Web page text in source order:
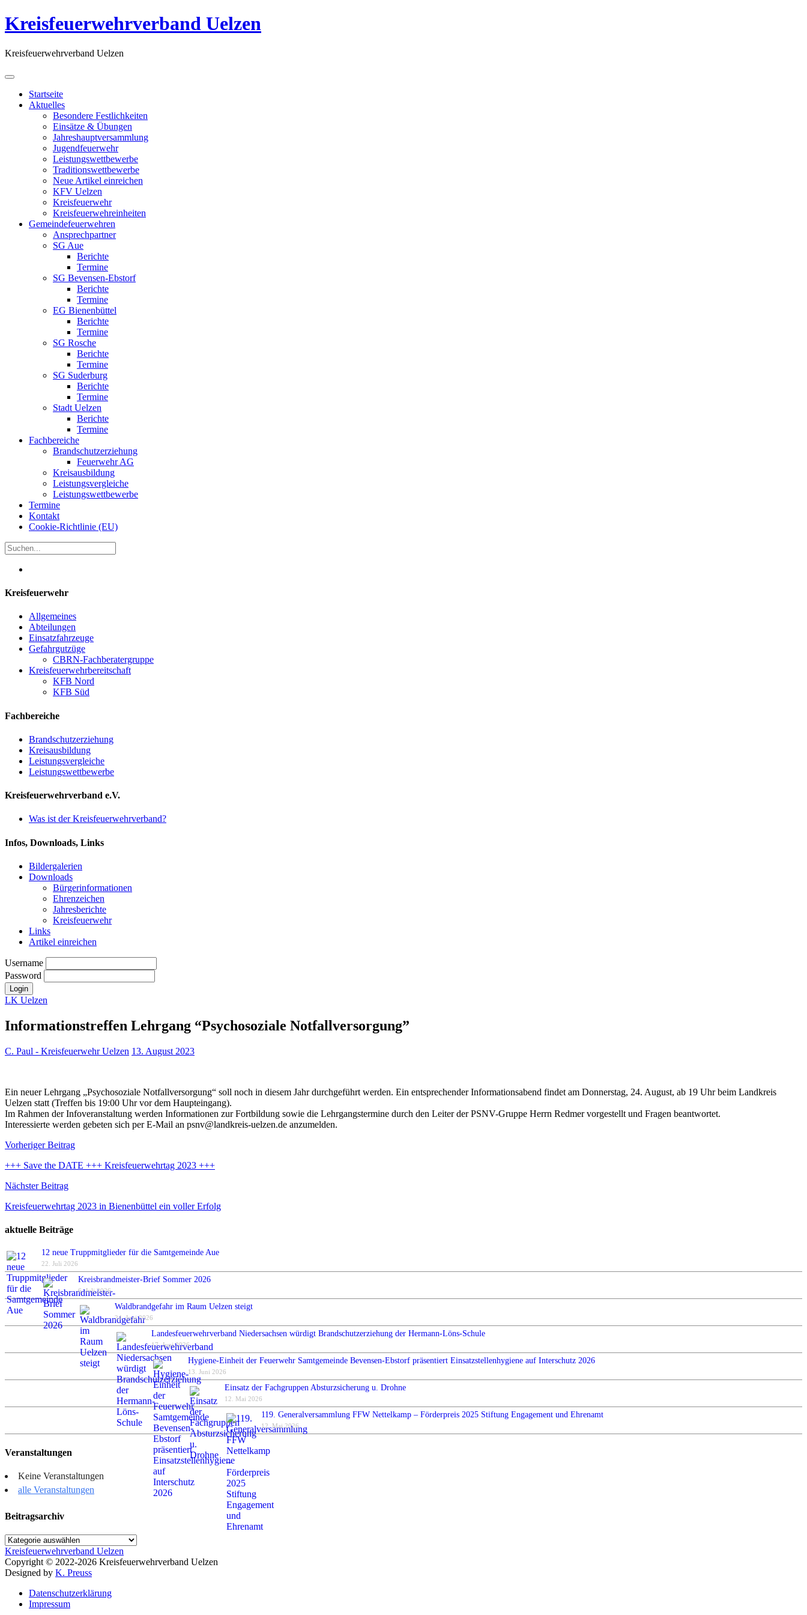
Kreisfeuerwehrverband Uelzen
Kreisfeuerwehrverband Uelzen
Startseite
Aktuelles
Besondere Festlichkeiten
Einsätze & Übungen
Jahreshauptversammlung
Jugendfeuerwehr
Leistungswettbewerbe
Traditionswettbewerbe
Neue Artikel einreichen
KFV Uelzen
Kreisfeuerwehr
Kreisfeuerwehreinheiten
Gemeindefeuerwehren
Ansprechpartner
SG Aue
Berichte
Termine
SG Bevensen-Ebstorf
Berichte
Termine
EG Bienenbüttel
Berichte
Termine
SG Rosche
Berichte
Termine
SG Suderburg
Berichte
Termine
Stadt Uelzen
Berichte
Termine
Fachbereiche
Brandschutzerziehung
Feuerwehr AG
Kreisausbildung
Leistungsvergleiche
Leistungswettbewerbe
Termine
Kontakt
Cookie-Richtlinie (EU)
Kreisfeuerwehr
Allgemeines
Abteilungen
Einsatzfahrzeuge
Gefahrgutzüge
CBRN-Fachberatergruppe
Kreisfeuerwehrbereitschaft
KFB Nord
KFB Süd
Fachbereiche
Brandschutzerziehung
Kreisausbildung
Leistungsvergleiche
Leistungswettbewerbe
Kreisfeuerwehrverband e.V.
Was ist der Kreisfeuerwehrverband?
Infos, Downloads, Links
Bildergalerien
Downloads
Bürgerinformationen
Ehrenzeichen
Jahresberichte
Kreisfeuerwehr
Links
Artikel einreichen
Username
Password
LK Uelzen
Informationstreffen Lehrgang “Psychosoziale Notfallversorgung”
C. Paul - Kreisfeuerwehr Uelzen 13. August 2023
Ein neuer Lehrgang „Psychosoziale Notfallversorgung“ soll noch in diesem Jahr durchgeführt werden. Ein entsprechender Informationsabend findet am Donnerstag, 24. August, ab 19 Uhr beim Landkreis
Uelzen statt (Treffen bis 19:00 Uhr vor dem Haupteingang).
Im Rahmen der Infoveranstaltung werden Informationen zur Fortbildung sowie die Lehrgangstermine durch den Leiter der PSNV-Gruppe Herrn Redmer vorgestellt und Fragen beantwortet.
Interessierte werden gebeten sich per E-Mail an psnv@landkreis-uelzen.de anzumelden.
Beitragsnavigation
Vorheriger Beitrag
+++ Save the DATE +++ Kreisfeuerwehrtag 2023 +++
Nächster Beitrag
Kreisfeuerwehrtag 2023 in Bienenbüttel ein voller Erfolg
aktuelle Beiträge
12 neue Truppmitglieder für die Samtgemeinde Aue
22. Juli 2026
Kreisbrandmeister-Brief Sommer 2026
6. Juli 2026
Waldbrandgefahr im Raum Uelzen steigt
24. Juni 2026
Landesfeuerwehrverband Niedersachsen würdigt Brandschutzerziehung der Hermann-Löns-Schule
17. Juni 2026
Hygiene-Einheit der Feuerwehr Samtgemeinde Bevensen-Ebstorf präsentiert Einsatzstellenhygiene auf Interschutz 2026
13. Juni 2026
Einsatz der Fachgruppen Absturzsicherung u. Drohne
12. Mai 2026
119. Generalversammlung FFW Nettelkamp – Förderpreis 2025 Stiftung Engagement und Ehrenamt
12. Mai 2026
Veranstaltungen
Keine Veranstaltungen
alle Veranstaltungen
Beitragsarchiv
Beitragsarchiv
Kreisfeuerwehrverband Uelzen
Copyright © 2022-2026 Kreisfeuerwehrverband Uelzen
Designed by K. Preuss
Datenschutzerklärung
Impressum